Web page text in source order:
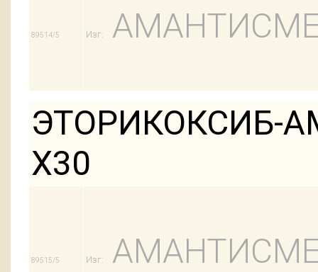
89514/5 Изг:
ЭТОРИКОКСИБ-
Х30
89515/5 Изг: